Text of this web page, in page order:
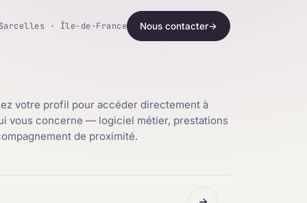
Sarcelles · Île-de-France Nous contacter→
votre profil pour accéder directement à
vous concerne — logiciel métier, prestations
de proximité.